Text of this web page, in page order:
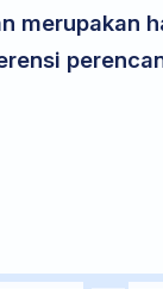
merupakan